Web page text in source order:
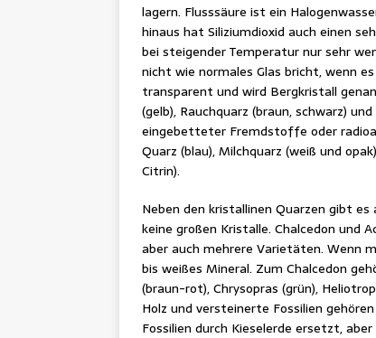
lagern. Flusssäure ist ein
hinaus hat Siliziumdioxid auch einen
bei steigender Temperatur nur sehr
nicht wie normales Glas bricht, wenn
transparent und wird Bergkristall
(gelb), Rauchquarz (braun, schwarz)
eingebetteter Fremdstoffe oder
Quarz (blau), Milchquarz (weiß und
Citrin).
Neben den kristallinen Quarzen gibt
keine großen Kristalle. Chalcedon und
aber auch mehrere Varietäten. Wenn
bis weißes Mineral. Zum Chalcedon
(braun-rot), Chrysopras (grün),
Holz und versteinerte Fossilien
Fossilien durch Kieselerde ersetzt,